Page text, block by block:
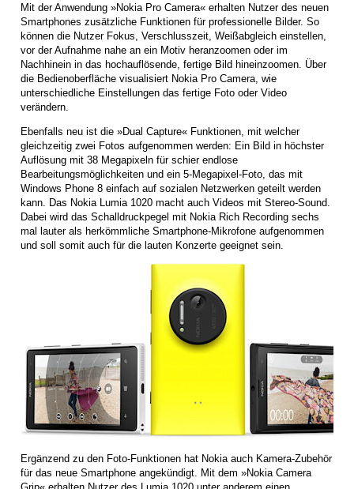
Mit der Anwendung »Nokia Pro Camera« erhalten Nutzer des neuen
Smartphones zusätzliche Funktionen für professionelle Bilder. So
können die Nutzer Fokus, Verschlusszeit, Weißabgleich einstellen,
vor der Aufnahme nahe an ein Motiv heranzoomen oder im
Nachhinein in das hochauflösende, fertige Bild hineinzoomen. Über
die Bedienoberfläche visualisiert Nokia Pro Camera, wie
unterschiedliche Einstellungen das fertige Foto oder Video
verändern.
Ebenfalls neu ist die »Dual Capture« Funktionen, mit welcher
gleichzeitig zwei Fotos aufgenommen werden: Ein Bild in höchster
Auflösung mit 38 Megapixeln für schier endlose
Bearbeitungsmöglichkeiten und ein 5-Megapixel-Foto, das mit
Windows Phone 8 einfach auf sozialen Netzwerken geteilt werden
kann. Das Nokia Lumia 1020 macht auch Videos mit Stereo-Sound.
Dabei wird das Schalldruckpegel mit Nokia Rich Recording sechs
mal lauter als herkömmliche Smartphone-Mikrofone aufgenommen
und soll somit auch für die lauten Konzerte geeignet sein.
Ergänzend zu den Foto-Funktionen hat Nokia auch Kamera-Zubehör
für das neue Smartphone angekündigt. Mit dem »Nokia Camera